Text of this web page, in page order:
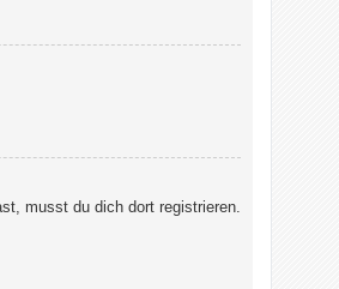
musst du dich dort registrieren.